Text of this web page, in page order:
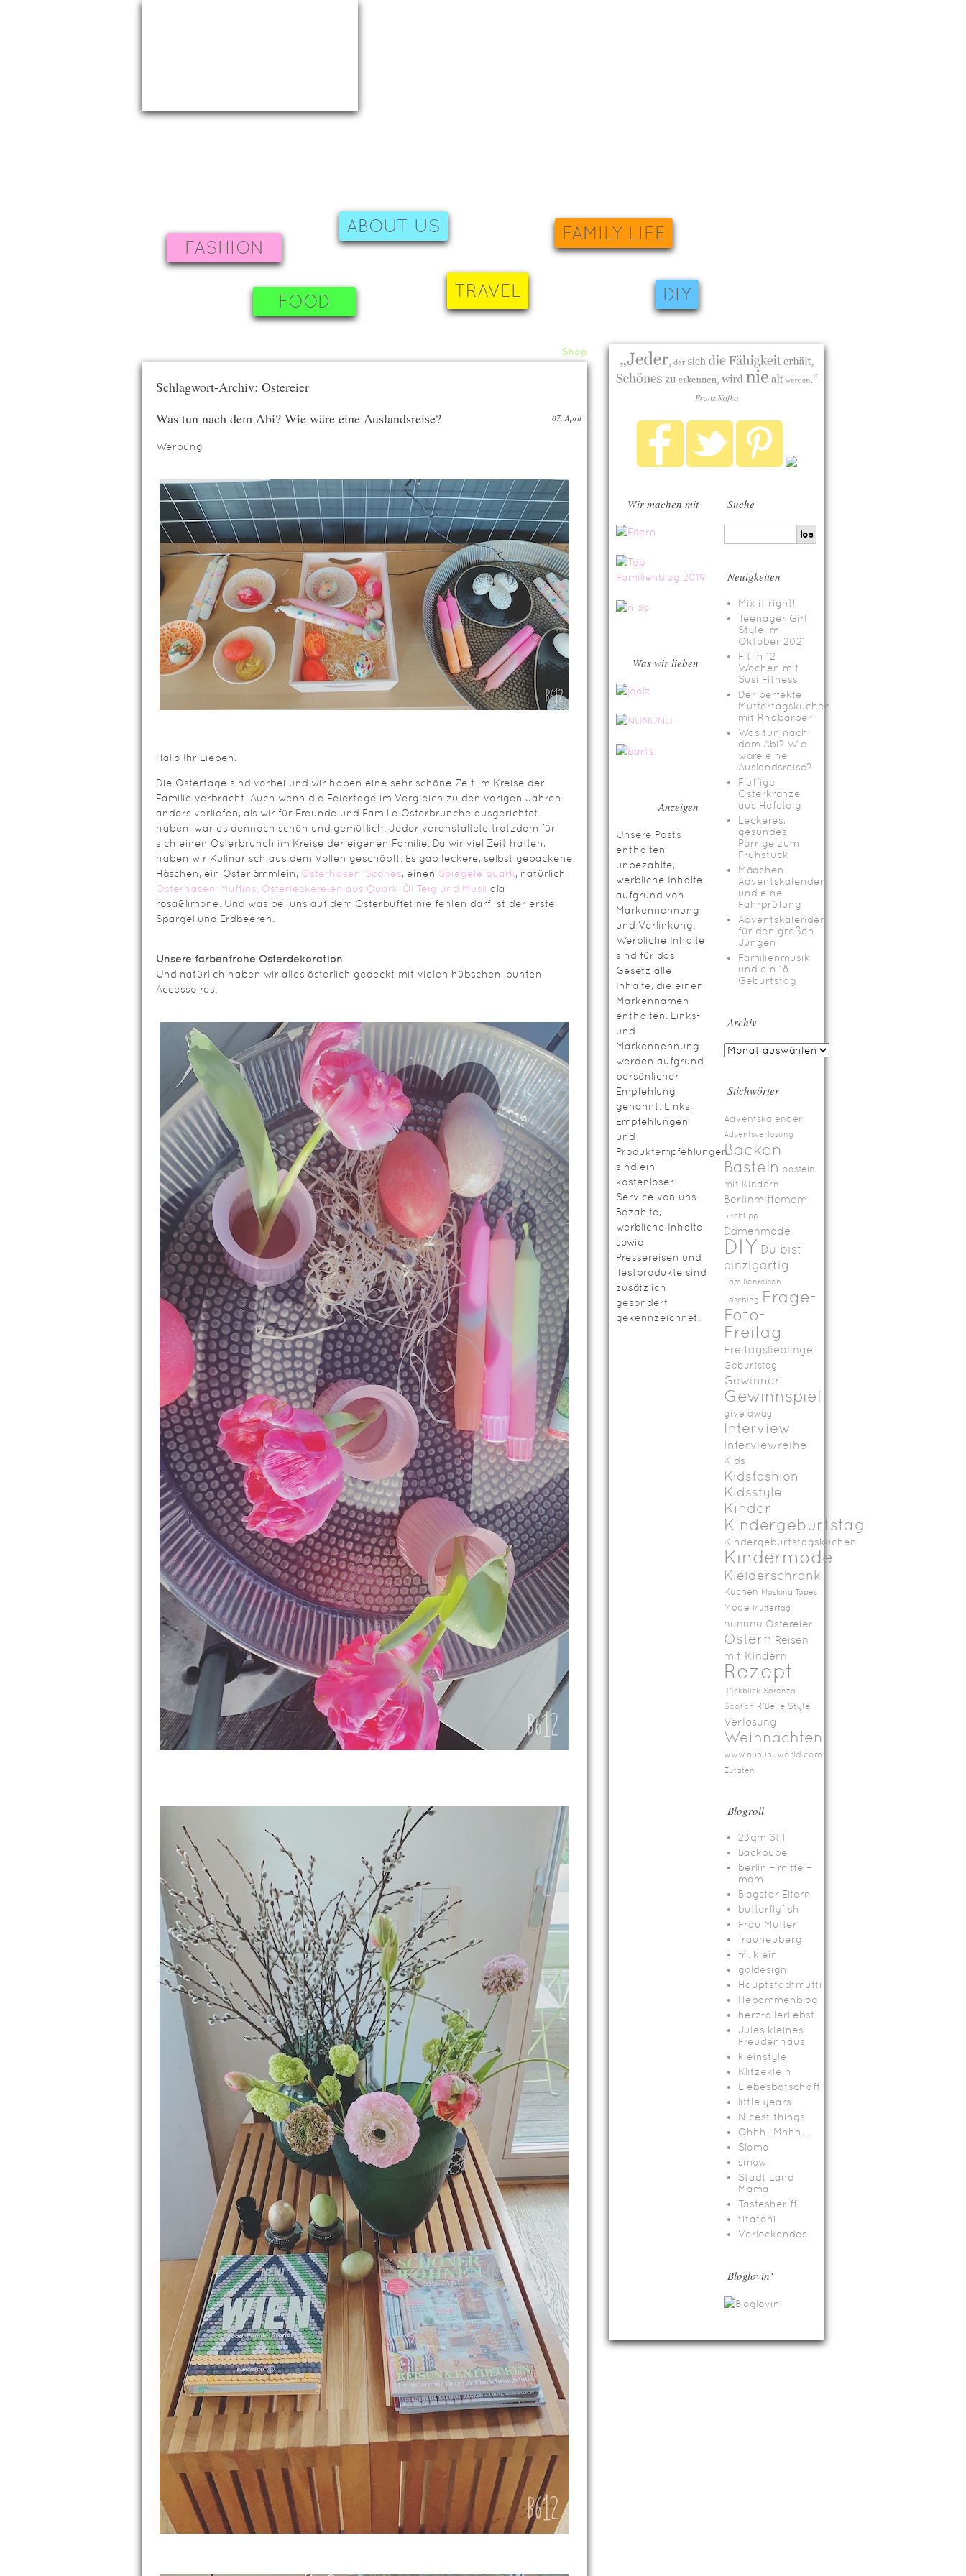
FASHION
FOOD
TRAVEL DIY
ABOUT US FAMILY LIFE
Shop
Schlagwort-Archiv: Ostereier
Was tun nach dem Abi? Wie wäre eine Auslandsreise?
07. April
Werbung
Hallo Ihr Lieben.
Die Ostertage sind vorbei und wir haben eine sehr schöne Zeit im Kreise der
Familie verbracht. Auch wenn die Feiertage im Vergleich zu den vorigen Jahren
anders verliefen, als wir für Freunde und Familie Osterbrunche ausgerichtet
haben, war es dennoch schön und gemütlich. Jeder veranstaltete trotzdem für
sich einen Osterbrunch im Kreise der eigenen Familie. Da wir viel Zeit hatten,
haben wir Kulinarisch aus dem Vollen geschöpft: Es gab leckere, selbst gebackene
Häschen, ein Osterlämmlein, Osterhasen-Scones, einen Spiegeleiquark, natürlich
Osterhasen-Muffins, Osterleckereien aus Quark-Öl Teig und Müsli ala
rosa&limone. Und was bei uns auf dem Osterbuffet nie fehlen darf ist der erste
Spargel und Erdbeeren.
Unsere farbenfrohe Osterdekoration
Und natürlich haben wir alles österlich gedeckt mit vielen hübschen, bunten
Accessoires:
Wir machen mit
Was wir lieben
Anzeigen
Unsere Posts
enthalten
unbezahlte,
werbliche Inhalte
aufgrund von
Markennennung
und Verlinkung.
Werbliche Inhalte
sind für das
Gesetz alle
Inhalte, die einen
Markennamen
enthalten. Links-
und
Markennennung
werden aufgrund
persönlicher
Empfehlung
genannt. Links,
Empfehlungen
und
Produktempfehlungen
sind ein
kostenloser
Service von uns.
Bezahlte,
werbliche Inhalte
sowie
Pressereisen und
Testprodukte sind
zusätzlich
gesondert
gekennzeichnet.
Suche
Neuigkeiten
Mix it right!
Teenager Girl
Style im
Oktober 2021
Fit in 12
Wochen mit
Susi Fitness
Der perfekte
Muttertagskuchen
mit Rhabarber
Was tun nach
dem Abi? Wie
wäre eine
Auslandsreise?
Fluffige
Osterkränze
aus Hefeteig
Leckeres,
gesundes
Porrige zum
Frühstück
Mädchen
Adventskalender
und eine
Fahrprüfung
Adventskalender
für den großen
Jungen
Familienmusik
und ein 18.
Geburtstag
Archiv
Stichwörter
Adventskalender
Adventsverlosung
Backen
Basteln basteln
mit Kindern
Berlinmittemom
Buchtipp
Damenmode
DIY Du bist
einzigartig
Familienreisen
Fasching Frage-
Foto-
Freitag
Freitagslieblinge
Geburtstag
Gewinner
Gewinnspiel
give away
Interview
Interviewreihe
Kids
Kidsfashion
Kidsstyle
Kinder
Kindergeburtstag
Kindergeburtstagskuchen
Kindermode
Kleiderschrank
Kuchen Masking Tapes
Mode Muttertag
nununu Ostereier
Ostern Reisen
mit Kindern
Rezept
Rückblick Sarenza
Scotch R'Belle Style
Verlosung
Weihnachten
www.nununuworld.com
Zutaten
Blogroll
23qm Stil
Backbube
berlin – mitte –
mom
Blogstar Eltern
butterflyfish
Frau Mutter
frauheuberg
frl. klein
goldesign
Hauptstadtmutti
Hebammenblog
herz-allerliebst
Jules kleines
Freudenhaus
kleinstyle
Klitzeklein
Liebesbotschaft
little years
Nicest things
Ohhh…Mhhh…
Slomo
smow
Stadt Land
Mama
Tastesheriff
titatoni
Verlockendes
Bloglovin‘